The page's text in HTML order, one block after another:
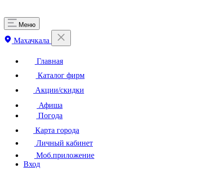
Меню
Махачкала
Главная
Каталог фирм
Акции/скидки
Афиша
Погода
Карта города
Личный кабинет
Моб.приложение
Вход